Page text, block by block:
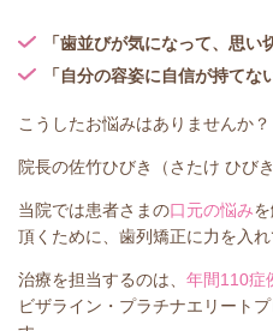
「歯並びが気になって、思い
「自分の容姿に自信が持てな
こうしたお悩みはありませんか？
院長の佐竹ひびき（さたけ ひび
当院では患者さまの口元の悩みを
頂くために、歯列矯正に力を入れ
治療を担当するのは、 年間110症
ビザライン・プラチナエリート